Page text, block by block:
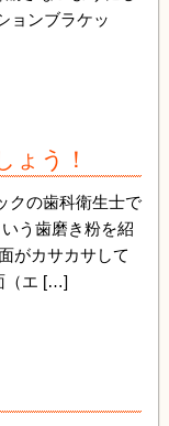
ョンブラケッ
ょう！
クの歯科衛生士で
う歯磨き粉を紹
がカサカサして
（エ […]